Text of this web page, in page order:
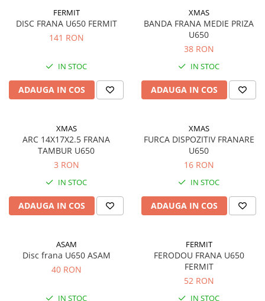
Electrice
Caroserie
Bec feston/soffitte
FERMIT
DISC FRANA U650 FERMIT
141 RON
IN STOC
ADAUGA IN COS
XMAS
BANDA FRANA MEDIE PRIZA
U650
38 RON
IN STOC
ADAUGA IN COS
XMAS
ARC 14X17X2.5 FRANA
TAMBUR U650
3 RON
IN STOC
ADAUGA IN COS
XMAS
FURCA DISPOZITIV FRANARE
U650
16 RON
IN STOC
ADAUGA IN COS
ASAM
Disc frana U650 ASAM
40 RON
IN STOC
FERMIT
FERODOU FRANA U650
FERMIT
52 RON
IN STOC